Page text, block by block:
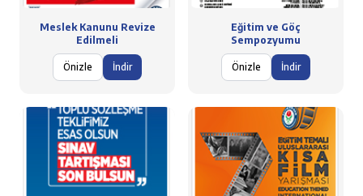
Meslek Kanunu Revize
Edilmeli
Önizle İndir
Eğitim ve Göç
Sempozyumu
Önizle İndir